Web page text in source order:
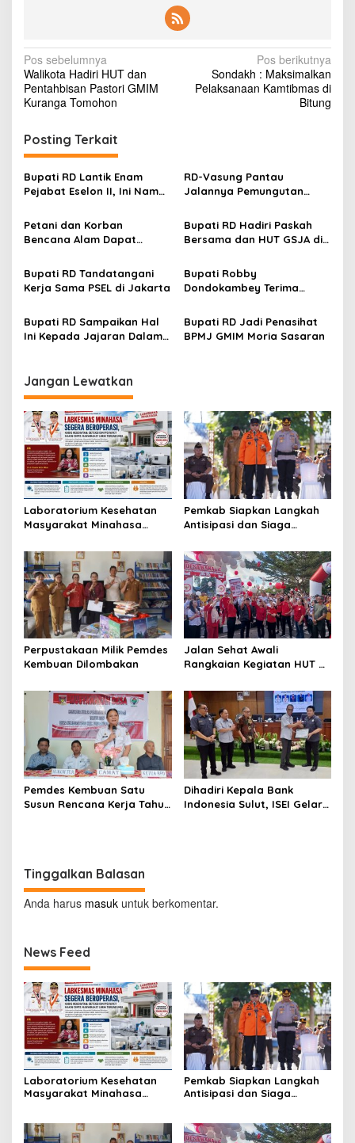
N
a
v
i
g
a
s
i
p
s
Pos sebelumnya
Walikota Hadiri HUT dan
Pentahbisan Pastori GMIM
Kuranga Tomohon
Pos berikutnya
Sondakh : Maksimalkan
Pelaksanaan Kamtibmas di
Bitung
Posting Terkait
Bupati RD Lantik Enam
Pejabat Eselon II, Ini Nama-
RD-Vasung Pantau
Jalannya Pemungutan
Minahasa
Petani dan Korban
Bencana Alam Dapat
Minahasa
Bupati RD Hadiri Paskah
Bersama dan HUT GSJA di
Bupati RD Tandatangani
Kerja Sama PSEL di Jakarta
Bupati Robby
Dondokambey Terima
Bupati RD Sampaikan Hal
Ini Kepada Jajaran Dalam
Bupati RD Jadi Penasihat
BPMJ GMIM Moria Sasaran
Jangan Lewatkan
Laboratorium Kesehatan
Masyarakat Minahasa
Kegunaannya
Pemkab Siapkan Langkah
Antisipasi dan Siaga
Minahasa
Perpustakaan Milik Pemdes
Kembuan Dilombakan
Jalan Sehat Awali
Rangkaian Kegiatan HUT RI
Pemdes Kembuan Satu
Susun Rencana Kerja Tahun
Dihadiri Kepala Bank
Indonesia Sulut, ISEI Gelar
Tinggalkan Balasan
Anda harus masuk untuk berkomentar.
News Feed
Laboratorium Kesehatan
Masyarakat Minahasa
Pemkab Siapkan Langkah
Antisipasi dan Siaga